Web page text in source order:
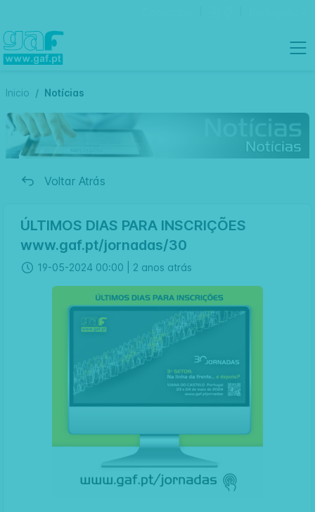
Inicio Notícias
Voltar Atrás
ÚLTIMOS DIAS PARA INSCRIÇÕES
www.gaf.pt/jornadas/30
19-05-2024 00:00 | 2 anos atrás